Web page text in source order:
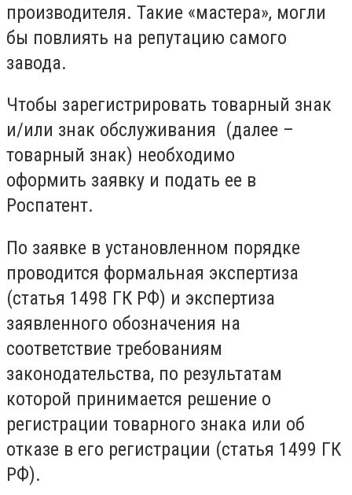
производителя. Такие «мастера», могли
бы повлиять на репутацию самого
завода.
Чтобы зарегистрировать товарный знак
и/или знак обслуживания (далее –
товарный знак) необходимо
оформить заявку и подать ее в
Роспатент.
По заявке в установленном порядке
проводится формальная экспертиза
(статья 1498 ГК РФ) и экспертиза
заявленного обозначения на
соответствие требованиям
законодательства, по результатам
которой принимается решение о
регистрации товарного знака или об
отказе в его регистрации (статья 1499 ГК
РФ).